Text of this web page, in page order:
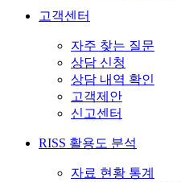
고객센터
자주 찾는 질문
상담 신청
상담 내역 확인
고객제안
신고센터
RISS 활용도 분석
자료 현황 통계